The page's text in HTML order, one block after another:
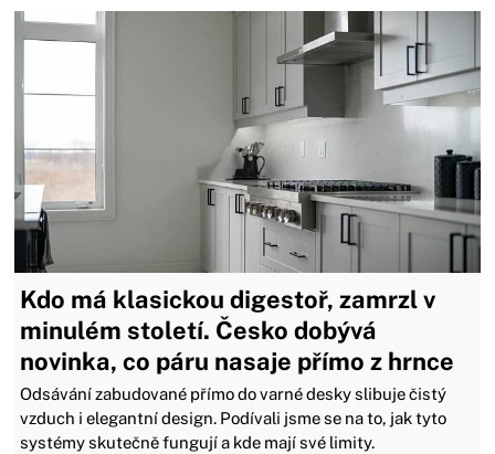
Kdo má klasickou digestoř, zamrzl v
minulém století. Česko dobývá
novinka, co páru nasaje přímo z hrnce
Odsávání zabudované přímo do varné desky slibuje čistý
vzduch i elegantní design. Podívali jsme se na to, jak tyto
systémy skutečně fungují a kde mají své limity.